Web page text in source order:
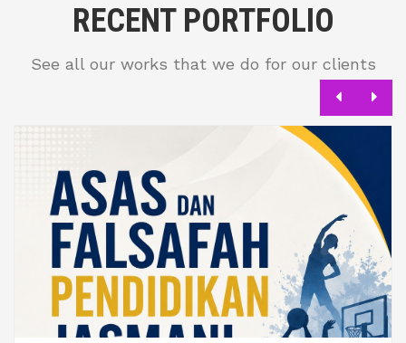
RECENT PORTFOLIO
See all our works that we do for our clients